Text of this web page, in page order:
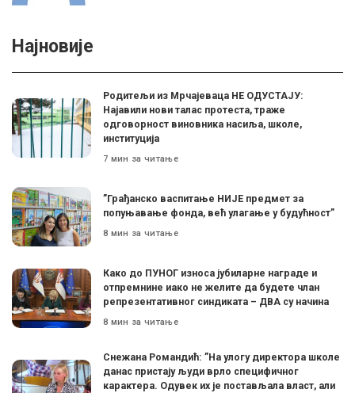
Најновије
Родитељи из Мрчајеваца НЕ ОДУСТАЈУ:
Најавили нови талас протеста, траже
одговорност виновника насиља, школе,
институција
7 мин за читање
”Грађанско васпитање НИЈЕ предмет за
попуњавање фонда, већ улагање у будућност”
8 мин за читање
Како до ПУНОГ износа јубиларне награде и
отпремнине иако не желите да будете члан
репрезентативног синдиката – ДВА су начина
8 мин за читање
Снежана Романдић: ”На улогу директора школе
данас пристају људи врло специфичног
карактера. Одувек их је постављала власт, али